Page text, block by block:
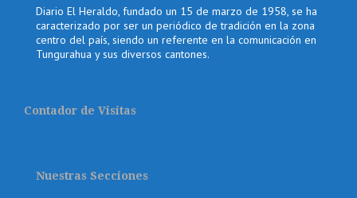
Diario El Heraldo, fundado un 15 de marzo de 1958, se ha
caracterizado por ser un periódico de tradición en la zona
centro del país, siendo un referente en la comunicación en
Tungurahua y sus diversos cantones.
Contador de Visitas
Nuestras Secciones